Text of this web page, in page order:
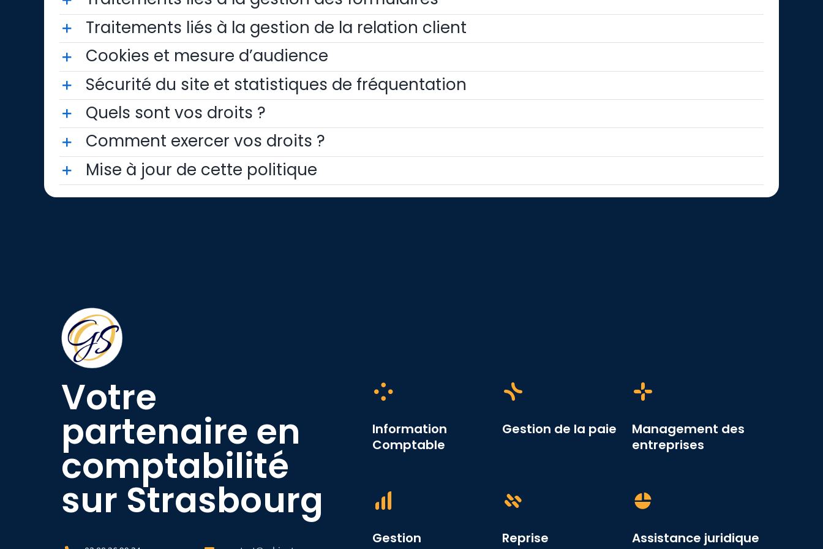
Traitements liés à la gestion de la relation client
Cookies et mesure d’audience
Sécurité du site et statistiques de fréquentation
Quels sont vos droits ?
Comment exercer vos droits ?
Mise à jour de cette politique
Votre
partenaire en
comptabilité
sur Strasbourg
Information
Comptable
Gestion de la paie
Management des
entreprises
Gestion
Reprise
Assistance juridique